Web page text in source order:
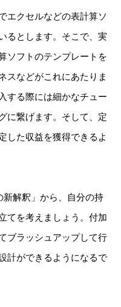
エクセルなどの表計算ソ
るとします。そこで、実
ソフトのテンプレートを
スなどがこれにあたりま
する際には細かなチュー
に繋げます。そして、定
した収益を獲得できるよ
解釈」から、自分の持
てを考えましょう。付加
ブラッシュアップして行
計ができるようになるで